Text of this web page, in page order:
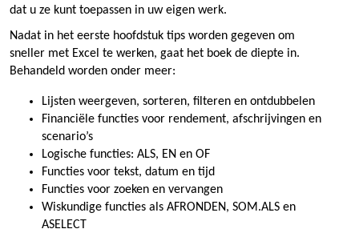
dat u ze kunt toepassen in uw eigen werk.
Nadat in het eerste hoofdstuk tips worden gegeven om
sneller met Excel te werken, gaat het boek de diepte in.
Behandeld worden onder meer:
Lijsten weergeven, sorteren, filteren en ontdubbelen
Financiële functies voor rendement, afschrijvingen en
scenario’s
Logische functies: ALS, EN en OF
Functies voor tekst, datum en tijd
Functies voor zoeken en vervangen
Wiskundige functies als AFRONDEN, SOM.ALS en
ASELECT